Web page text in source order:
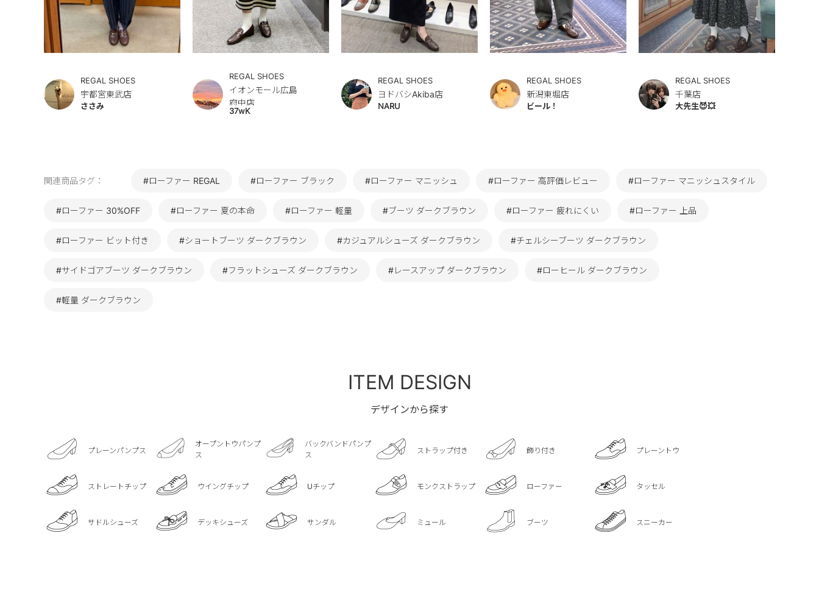
REGAL SHOES
宇都宮東武店
ささみ
REGAL SHOES
イオンモール広島
府中店
37wK
REGAL SHOES
ヨドバシAkiba店
NARU
REGAL SHOES
新潟東堀店
ビール！
REGAL SHOES
千葉店
大先生😈💥
関連商品タグ： #ローファー REGAL #ローファー ブラック #ローファー マニッシュ #ローファー 高評価レビュー #ローファー マニッシュスタイル
#ローファー 30%OFF #ローファー 夏の本命 #ローファー 軽量 #ブーツ ダークブラウン #ローファー 疲れにくい #ローファー 上品
#ローファー ビット付き #ショートブーツ ダークブラウン #カジュアルシューズ ダークブラウン #チェルシーブーツ ダークブラウン
#サイドゴアブーツ ダークブラウン #フラットシューズ ダークブラウン #レースアップ ダークブラウン #ローヒール ダークブラウン
#軽量 ダークブラウン
ITEM DESIGN
デザインから探す
プレーンパンプス
オープントウパンプ
ス
バックバンドパンプ
ス
ストラップ付き 飾り付き プレーントウ
ストレートチップ ウイングチップ Uチップ モンクストラップ ローファー タッセル
サドルシューズ デッキシューズ サンダル ミュール ブーツ スニーカー